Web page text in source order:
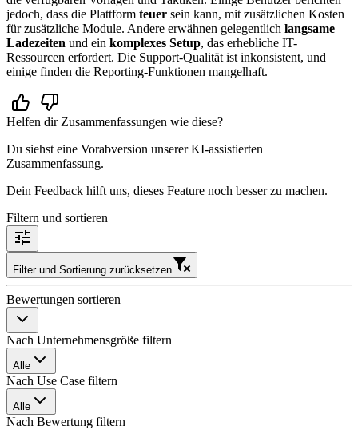
jedoch, dass die Plattform teuer sein kann, mit zusätzlichen Kosten
für zusätzliche Module. Andere erwähnen gelegentlich langsame
Ladezeiten und ein komplexes Setup, das erhebliche IT-
Ressourcen erfordert. Die Support-Qualität ist inkonsistent, und
einige finden die Reporting-Funktionen mangelhaft.
Helfen dir Zusammenfassungen wie diese?
Du siehst eine Vorabversion unserer KI-assistierten
Zusammenfassung.
Dein Feedback hilft uns, dieses Feature noch besser zu machen.
Filtern und sortieren
Filter und Sortierung zurücksetzen
Bewertungen sortieren
Nach Unternehmensgröße filtern
Alle
Nach Use Case filtern
Alle
Nach Bewertung filtern